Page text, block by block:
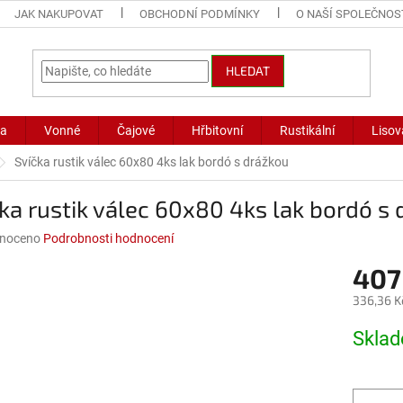
JAK NAKUPOVAT OBCHODNÍ PODMÍNKY O NAŠÍ
HLEDAT
Vonné Čajové Hřbitovní Rustikální
Svíčka rustik válec 60x80 4ks lak bordó s drážkou
rustik válec 60x80 4ks lak bordó s
Podrobnosti hodnocení
336,36
cena: